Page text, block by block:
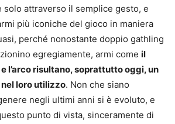
attraverso il semplice gesto, e
più iconiche del gioco in maniera
perché nonostante doppio gathling
egregiamente, armi come il
l’arco risultano, soprattutto oggi, un
nel loro utilizzo. Non che siano
negli ultimi anni si è evoluto, e
punto di vista, sinceramente di